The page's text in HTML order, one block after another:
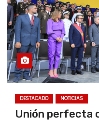
DESTACADO NOTICIAS
Unión perfecta